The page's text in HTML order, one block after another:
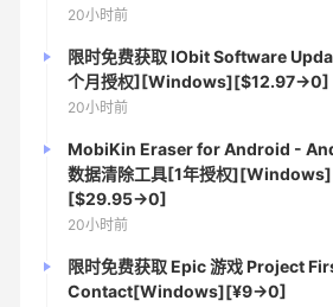
20小时前
限时免费获取 IObit Software
个月授权][Windows][$12.97→0]
20小时前
MobiKin Eraser for Android -
数据清除工具[1年授权][Windows]
[$29.95→0]
20小时前
限时免费获取 Epic 游戏 Project
Contact[Windows][¥9→0]